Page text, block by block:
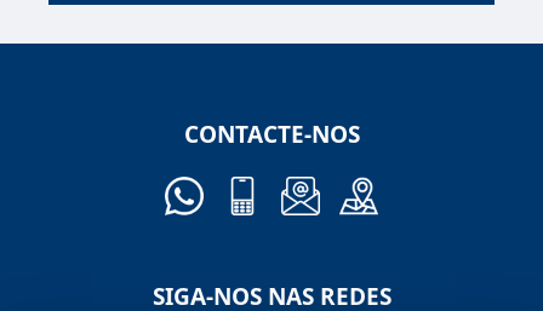
CONTACTE-NOS
SIGA-NOS NAS REDES